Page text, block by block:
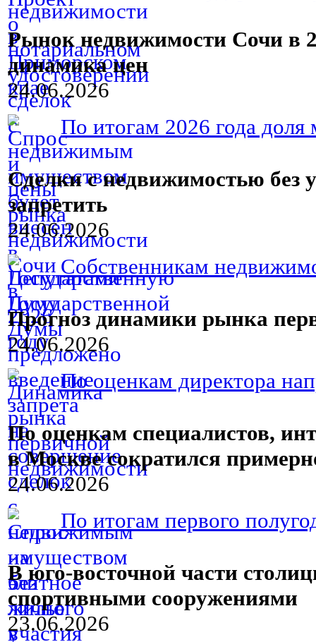
Рынок недвижимости Сочи в
динамика цен
24.06.2026
По итогам 2026 года
Сделки с недвижимостью без
запретить
24.06.2026
Собственникам
Прогноз динамики рынка
24.06.2026
По оценкам директора
По оценкам специалистов,
в Москве сократился
24.06.2026
По итогам первого
В юго-восточной части
спортивными сооружениями
23.06.2026